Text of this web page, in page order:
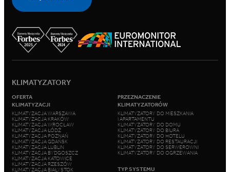
KLIMATYZATORY
OFERTA
KLIMATYZACJI
KLIMATYZACJA WARSZAWA
KLIMATYZACJA KRAKÓW
KLIMATYZACJA WROCŁAW
KLIMATYZACJA ŁÓDŹ
KLIMATYZACJA POZNAŃ
KLIMATYZACJA GDAŃSK
KLIMATYZACJA LUBLIN
KLIMATYZACJA BYDGOSZCZ
KLIMATYZACJA KATOWICE
KLIMATYZACJA RZESZÓW
KLIMATYZACJA BIAŁYSTOK
PRZEZNACZENIE
KLIMATYZATORÓW
KLIMATYZATORY DO MIESZKANIA
I APARTAMENTU
KLIMATYZATORY DO DOMU
KLIMATYZATORY DO BIURA
KLIMATYZATORY DO HOTELU
KLIMATYZATORY DO RESTAURACJI
KLIMATYZATORY DO SERWEROWNI
KLIMATYZATORY DO OGRZEWANIA
TYP SYSTEMU